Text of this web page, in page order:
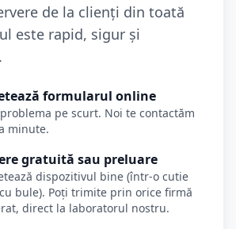
de la clienți din toată
este rapid, sigur și
formularul online
pe scurt. Noi te contactăm
minute.
gratuită sau preluare
dispozitivul bine (într-o cutie
bule). Poți trimite prin orice firmă
direct la laboratorul nostru.